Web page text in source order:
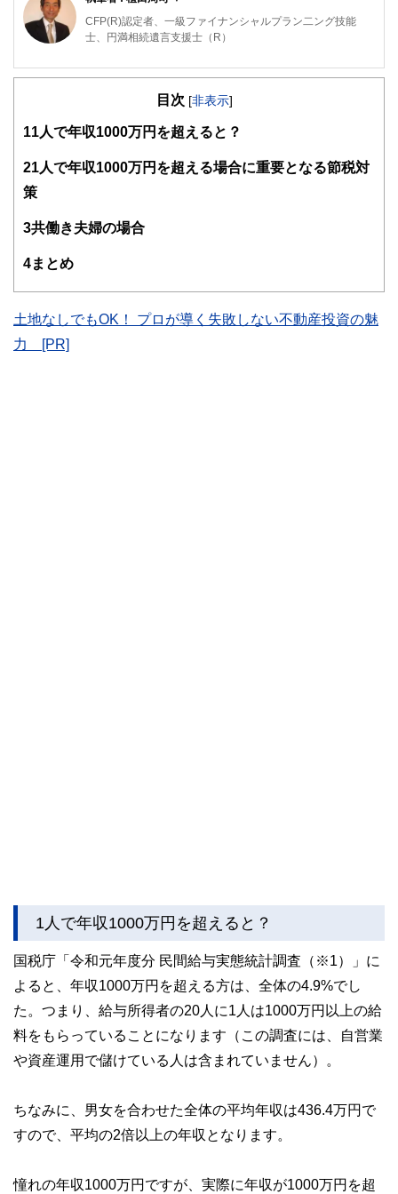
CFP(R)認定者、一級ファイナンシャルプラン二ング技能
士、円満相続遺言支援士（R）
外資系IT企業を経て、FPとして「PCとFPオフィス植田」を
に考え、ライフプランをご提案します。
日々努力しています。
目次 [非表示]
11人で年収1000万円を超えると？
21人で年収1000万円を超える場合に重要となる節税対
策
3共働き夫婦の場合
4まとめ
土地なしでもOK！ プロが導く失敗しない不動産投資の魅
力 [PR]
1人で年収1000万円を超えると？
国税庁「令和元年度分 民間給与実態統計調査（※1）」に
よると、年収1000万円を超える方は、全体の4.9%でし
た。つまり、給与所得者の20人に1人は1000万円以上の給
料をもらっていることになります（この調査には、自営業
や資産運用で儲けている人は含まれていません）。
ちなみに、男女を合わせた全体の平均年収は436.4万円で
すので、平均の2倍以上の年収となります。
憧れの年収1000万円ですが、実際に年収が1000万円を超